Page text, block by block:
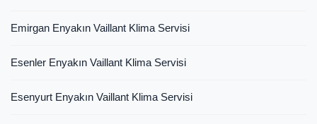
Emirgan Enyakın Vaillant Klima Servisi
Esenler Enyakın Vaillant Klima Servisi
Esenyurt Enyakın Vaillant Klima Servisi